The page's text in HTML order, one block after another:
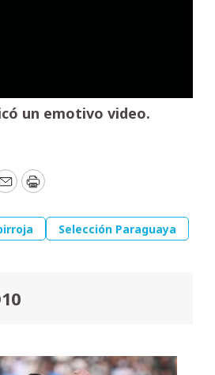
un emotivo video.
EmailPrint
Selección Paraguaya